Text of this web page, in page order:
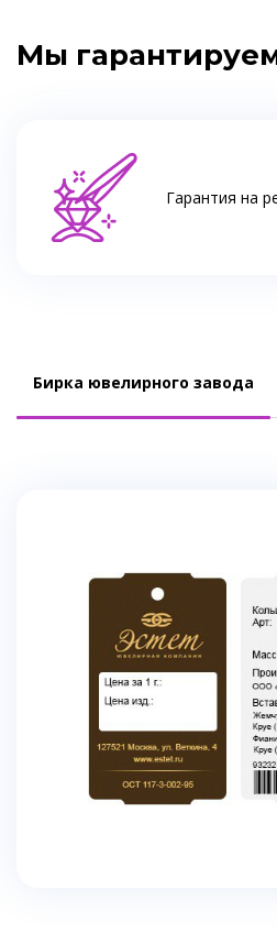
Мы
Гарантия на
Бирка ювелирного завода